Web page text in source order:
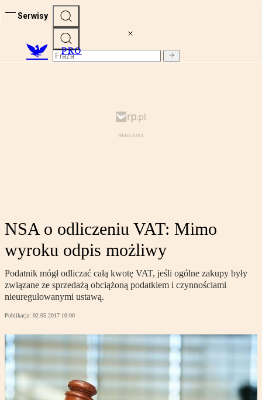
Serwisy
PRO
NSA o odliczeniu VAT: Mimo
wyroku odpis możliwy
Podatnik mógł odliczać całą kwotę VAT, jeśli ogólne zakupy były
związane ze sprzedażą obciążoną podatkiem i czynnościami
nieuregulowanymi ustawą.
Publikacja: 02.05.2017 10:00